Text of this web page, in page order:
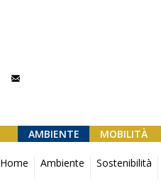
AMBIENTE MOBILITÀ
Home Ambiente Sostenibilità